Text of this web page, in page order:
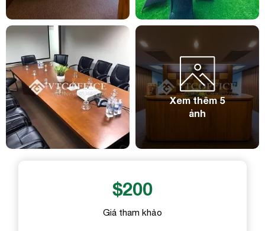
Xem thêm 5
ảnh
$200
Giá tham khảo
Số điện thoại
Email công việc
Tên công ty
Số điện thoại
Email công việc
Tên công ty